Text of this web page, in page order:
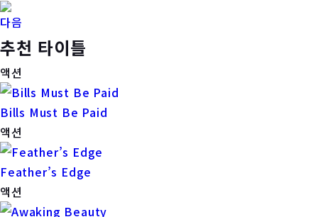
다음
추천 타이틀
액션
Bills Must Be Paid
액션
Feather’s Edge
액션